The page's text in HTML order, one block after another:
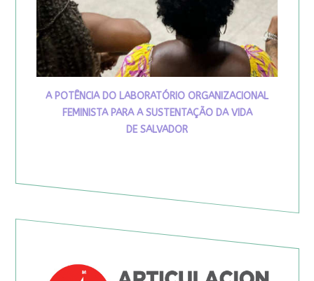
A POTÊNCIA DO LABORATÓRIO ORGANIZACIONAL
FEMINISTA PARA A SUSTENTAÇÃO DA VIDA
DE SALVADOR